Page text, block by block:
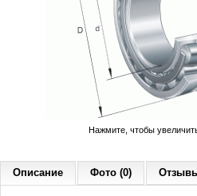
Нажмите, чтобы
Описание Фото (0)